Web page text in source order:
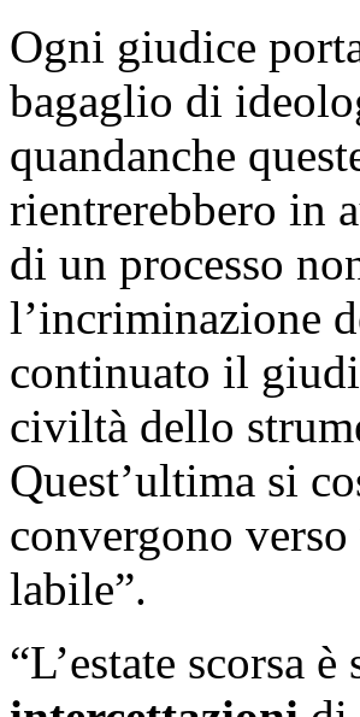
Ogni giudice
bagaglio di
quandanche
rientrerebbero in
di un processo
l’incriminazione
continuato il
civiltà dello
Quest’ultima si
convergono
labile”.
“L’estate scorsa